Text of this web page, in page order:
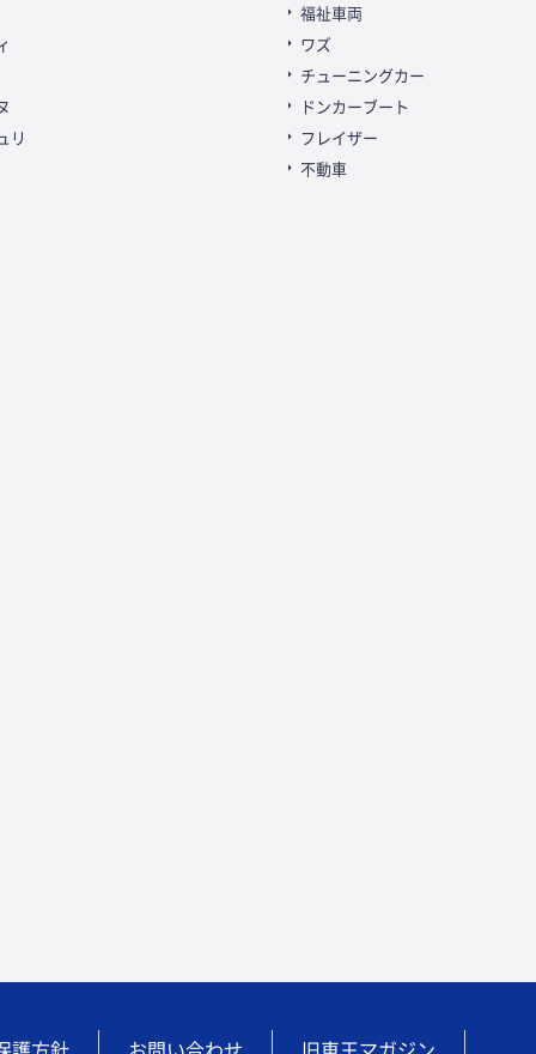
リ
福祉車両
ワズ
チューニングカー
ドンカーブート
フレイザー
不動車